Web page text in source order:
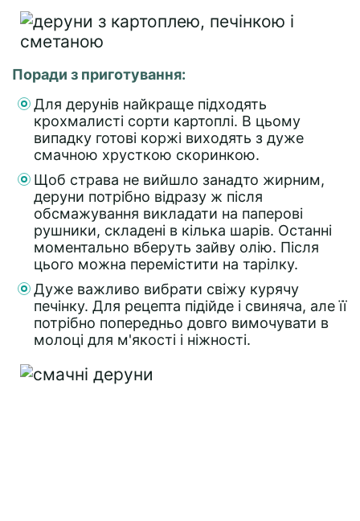
Поради з приготування:
Для дерунів найкраще підходять
крохмалисті сорти картоплі. В цьому
випадку готові коржі виходять з дуже
смачною хрусткою скоринкою.
Щоб страва не вийшло занадто жирним,
деруни потрібно відразу ж після
обсмажування викладати на паперові
рушники, складені в кілька шарів. Останні
моментально вберуть зайву олію. Після
цього можна перемістити на тарілку.
Дуже важливо вибрати свіжу курячу
печінку. Для рецепта підійде і свиняча, але її
потрібно попередньо довго вимочувати в
молоці для м'якості і ніжності.